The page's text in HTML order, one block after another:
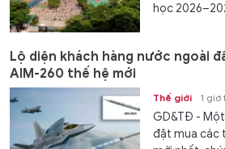
học
Lộ diện khách hàng nước ngoài
AIM-260 thế hệ mới
Thế giới 1
GD&TĐ -
đặt mua các